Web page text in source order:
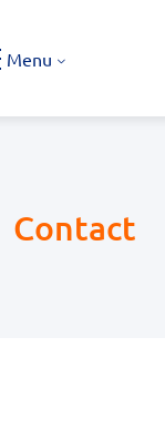
Menu
Contact